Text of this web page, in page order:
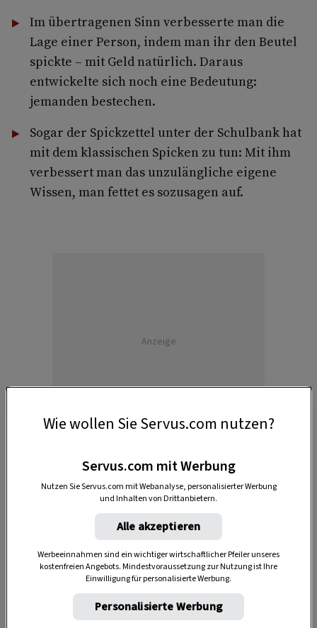
Im übertragenen Sinn verbesserte man die
Lage einer Person, indem man ihr den Beutel
spickte – mit Geld natürlich. Daraus
entwickelte sich noch eine Bedeutung:
jemanden bestechen.
Sogar der Spickzettel unter der Schulbank hat
mit dem klassischen Spicken zu tun: Mit ihm
verbessert man das unzulängliche eigene
Wissen, man fettet es sozusagen auf.
Anzeige
DAS KÖNNTE SIE AUCH INTERESSIEREN
Wie wollen Sie Servus.com nutzen?
Servus.com mit Werbung
Nutzen Sie Servus.com mit Webanalyse, personalisierter Werbung
und Inhalten von Drittanbietern.
Alle akzeptieren
Werbeeinnahmen sind ein wichtiger wirtschaftlicher Pfeiler unseres
kostenfreien Angebots. Mindestvoraussetzung zur Nutzung ist Ihre
Einwilligung für personalisierte Werbung.
Personalisierte Werbung